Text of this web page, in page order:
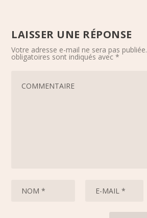
LAISSER UNE RÉPONSE
Votre adresse e-mail ne sera pas publiée.
obligatoires sont indiqués avec*